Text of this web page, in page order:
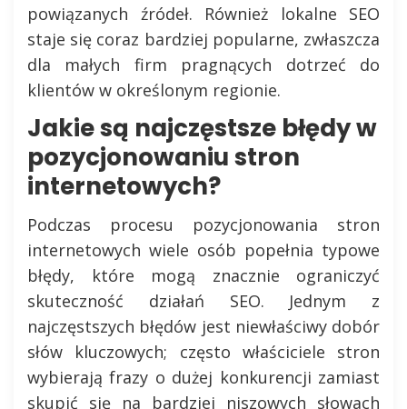
powiązanych źródeł. Również lokalne SEO
staje się coraz bardziej popularne, zwłaszcza
dla małych firm pragnących dotrzeć do
klientów w określonym regionie.
Jakie są najczęstsze błędy w
pozycjonowaniu stron
internetowych?
Podczas procesu pozycjonowania stron
internetowych wiele osób popełnia typowe
błędy, które mogą znacznie ograniczyć
skuteczność działań SEO. Jednym z
najczęstszych błędów jest niewłaściwy dobór
słów kluczowych; często właściciele stron
wybierają frazy o dużej konkurencji zamiast
skupić się na bardziej niszowych słowach